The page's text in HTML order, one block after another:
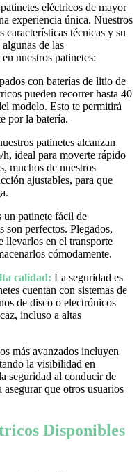
eléctricos de mayor
experiencia única. Nuestros
características técnicas y su
de las
nuestros patinetes:
con baterías de litio de
pueden recorrer hasta 40
modelo. Esto te permitirá
por la batería.
patinetes alcanzan
ideal para moverte rápido
muchos de nuestros
ajustables, para que
un patinete fácil de
son perfectos. Plegados,
llevarlos en el transporte
cómodamente.
calidad: La seguridad es
cuentan con sistemas de
de disco o electrónicos
incluso a altas
más avanzados incluyen
la visibilidad en
seguridad al conducir de
que otros usuarios
Disponibles